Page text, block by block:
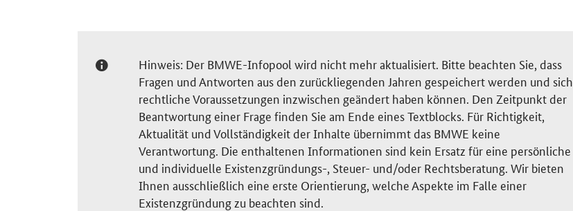
Hinweis: Der BMWE-Infopool wird nicht mehr aktualisiert. Bitte beachten Sie, dass
Fragen und Antworten aus den zurückliegenden Jahren gespeichert werden und sich
rechtliche Voraussetzungen inzwischen geändert haben können. Den Zeitpunkt der
Beantwortung einer Frage finden Sie am Ende eines Textblocks. Für Richtigkeit,
Aktualität und Vollständigkeit der Inhalte übernimmt das BMWE keine
Verantwortung. Die enthaltenen Informationen sind kein Ersatz für eine persönliche
und individuelle Existenzgründungs-, Steuer- und/oder Rechtsberatung. Wir bieten
Ihnen ausschließlich eine erste Orientierung, welche Aspekte im Falle einer
Existenzgründung zu beachten sind.